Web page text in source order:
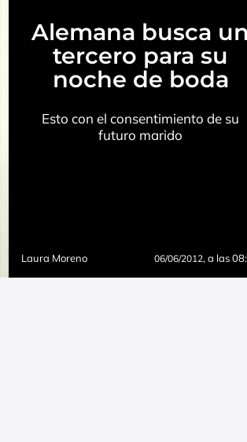
Alemana busca un
tercero para su
noche de boda
Esto con el consentimiento de su
futuro marido
Laura Moreno 06/06/2012, a las